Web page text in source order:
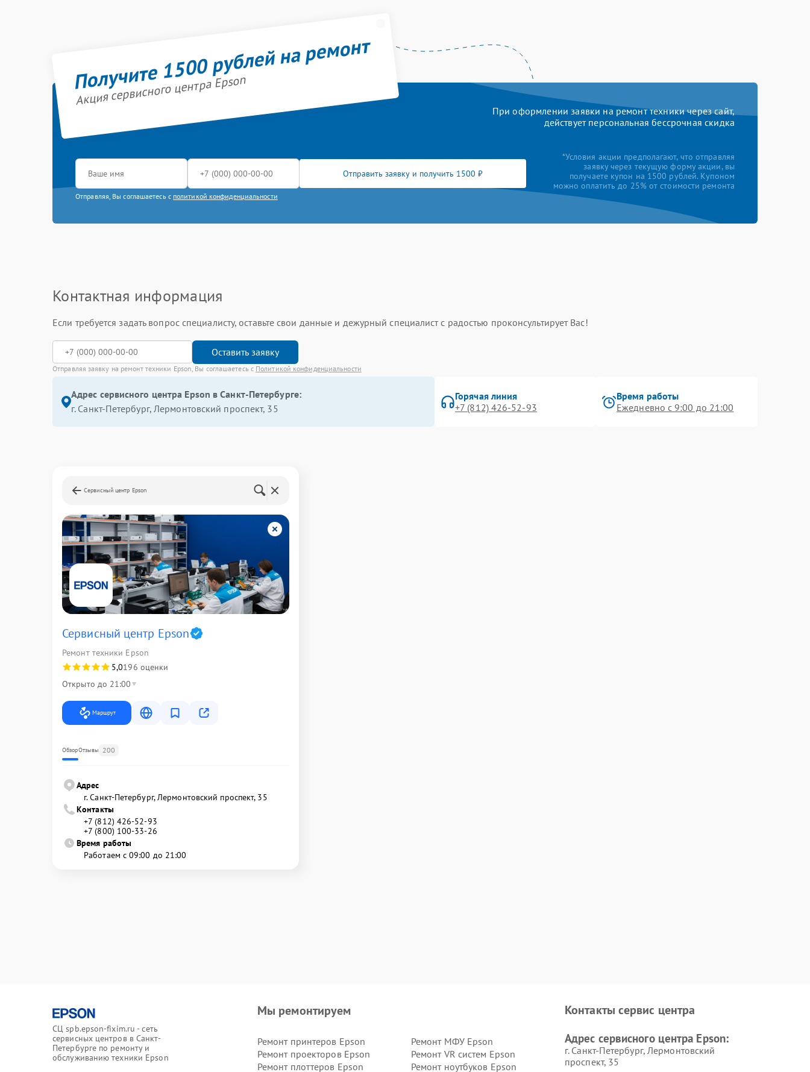
Получите 1500 рублей на ремонт
Акция сервисного центра Epson
При оформлении заявки на ремонт техники через сайт,
действует персональная бессрочная скидка
Отправить заявку и получить 1500 ₽
Отправляя, Вы соглашаетесь с политикой конфиденциальности
*Условия акции предполагают, что отправляя
заявку через текущую форму акции, вы
получаете купон на 1500 рублей. Купоном
можно оплатить до 25% от стоимости ремонта
Контактная информация
Если требуется задать вопрос специалисту, оставьте свои данные и дежурный специалист с радостью проконсультирует Вас!
Оставить заявку
Отправляя заявку на ремонт техники Epson, Вы соглашаетесь с Политикой конфиденциальности
Адрес сервисного центра Epson в Санкт-Петербурге:
г. Санкт-Петербург, Лермонтовский проспект, 35
Горячая линия
+7 (812) 426-52-93
Время работы
Ежедневно с 9:00 до 21:00
Сервисный центр Epson
Сервисный центр Epson
Ремонт техники Epson
5,0196 оценки
Открыто до 21:00
Маршрут
ОбзорОтзывы 200
Адрес
г. Санкт-Петербург, Лермонтовский проспект, 35
Контакты
+7 (812) 426-52-93
+7 (800) 100-33-26
Время работы
Работаем с 09:00 до 21:00
СЦ spb.epson-fixim.ru - сеть
сервисных центров в Санкт-
Петербурге по ремонту и
обслуживанию техники Epson
Мы ремонтируем
Ремонт принтеров Epson
Ремонт МФУ Epson
Ремонт проекторов Epson
Ремонт VR систем Epson
Ремонт плоттеров Epson
Ремонт ноутбуков Epson
Контакты сервис центра
Адрес сервисного центра Epson:
г. Санкт-Петербург, Лермонтовский
проспект, 35